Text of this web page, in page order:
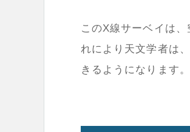
このX線サーベイは
れにより天文学者は
きるようになります。